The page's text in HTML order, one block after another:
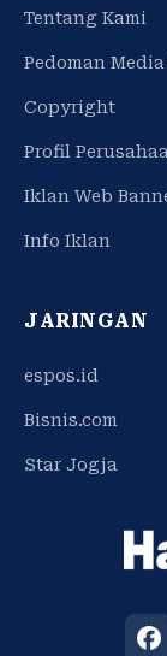
Tentang Kami
Pedoman
Copyright
Profil
Iklan Web
Info Iklan
JARINGAN
espos.id
Bisnis.com
Star Jogja